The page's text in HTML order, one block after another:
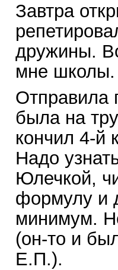
Завтра
дружины.
мне
Отправила
была на
кончил 4-й
Надо
Юлечкой,
формулу и
минимум.
(он-то и
Е.П.).